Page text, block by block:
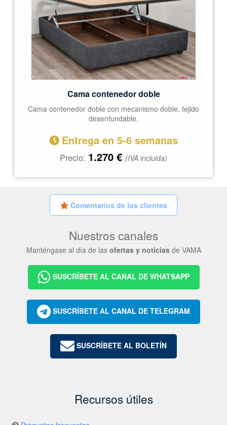
Cama contenedor doble
Cama contenedor doble con mecanismo doble, tejido
desenfundable.
Entrega en 5-6 semanas
Precio: 1.270 € (IVA incluida)
Comentarios de los clientes
Nuestros canales
Manténgase al día de las ofertas y noticiasde VAMA
SUSCRÍBETE AL CANAL DE WHATSAPP
SUSCRÍBETE AL CANAL DE TELEGRAM
SUSCRÍBETE AL BOLETÍN
Recursos útiles